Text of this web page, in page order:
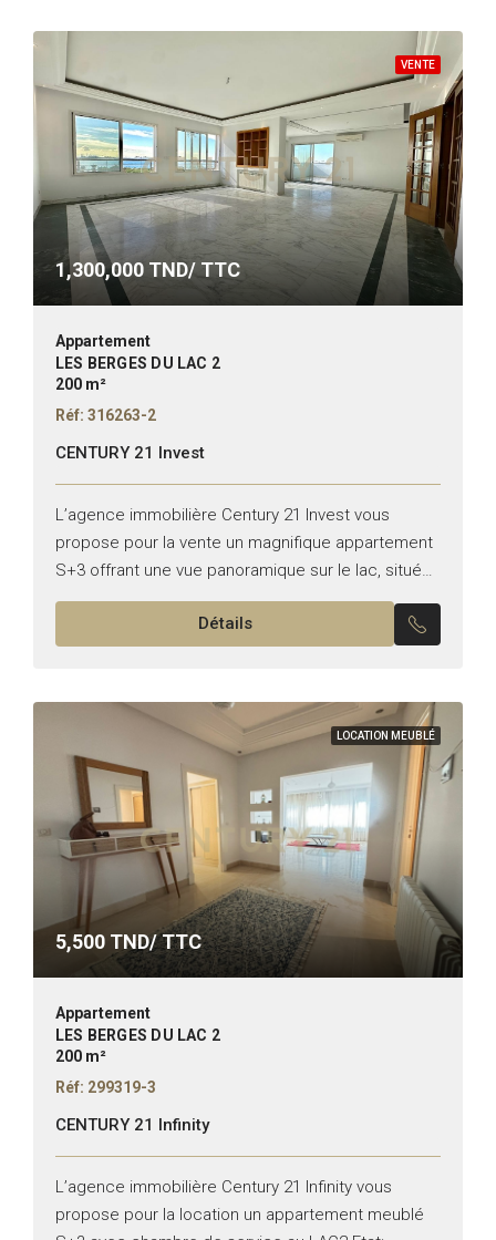
VENTE
1,300,000 TND/ TTC
Appartement
LES BERGES DU LAC 2
200 m²
Réf: 316263-2
CENTURY 21 Invest
L’agence immobilière Century 21 Invest vous
propose pour la vente un magnifique appartement
S+3 offrant une vue panoramique sur le lac, situé
aux Berges du Lac 2. Typologie : S+3 Superficie :...
Détails
LOCATION MEUBLÉ
5,500 TND/ TTC
Appartement
LES BERGES DU LAC 2
200 m²
Réf: 299319-3
CENTURY 21 Infinity
L’agence immobilière Century 21 Infinity vous
propose pour la location un appartement meublé